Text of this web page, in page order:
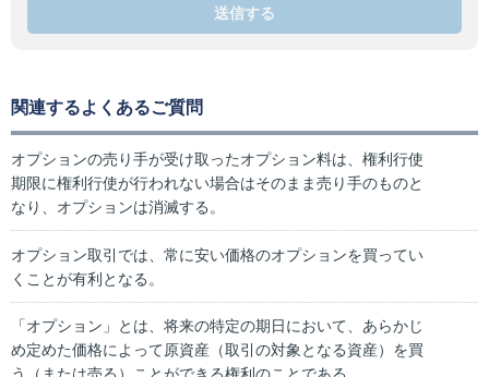
送信する
関連するよくあるご質問
オプションの売り手が受け取ったオプション料は、権利行使
期限に権利行使が行われない場合はそのまま売り手のものと
なり、オプションは消滅する。
オプション取引では、常に安い価格のオプションを買ってい
くことが有利となる。
「オプション」とは、将来の特定の期日において、あらかじ
め定めた価格によって原資産（取引の対象となる資産）を買